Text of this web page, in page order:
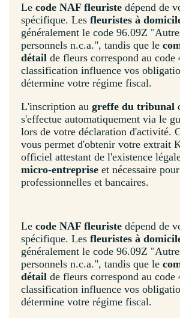
Le code NAF fleuriste dépend de
spécifique. Les fleuristes à
généralement le code 96.09Z
personnels n.c.a.", tandis que le
détail de fleurs correspond au code
classification influence vos
détermine votre régime fiscal.
L'inscription au greffe du tribunal
s'effectue automatiquement via le
lors de votre déclaration d'activité.
vous permet d'obtenir votre extrait
officiel attestant de l'existence
micro-entreprise et nécessaire
professionnelles et bancaires.
Le code NAF fleuriste dépend de
spécifique. Les fleuristes à
généralement le code 96.09Z
personnels n.c.a.", tandis que le
détail de fleurs correspond au code
classification influence vos
détermine votre régime fiscal.